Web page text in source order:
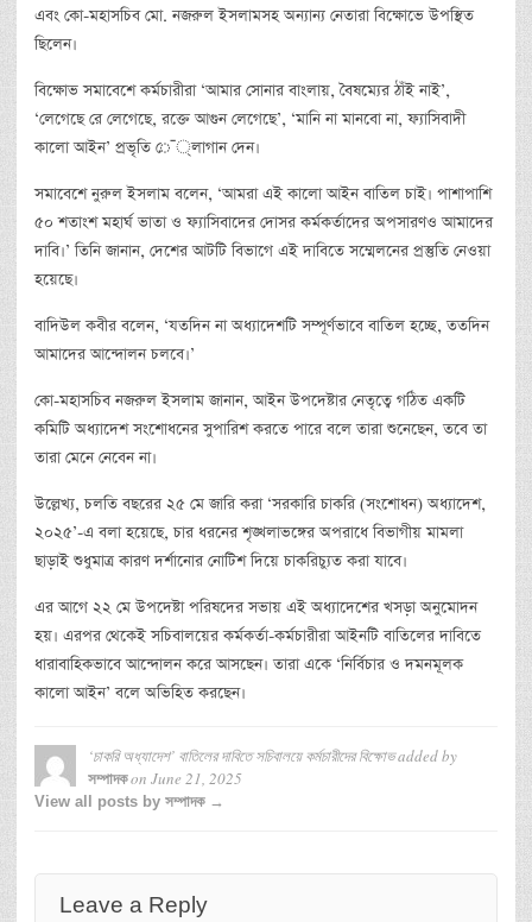
এবং কো-মহাসচিব মো. নজরুল ইসলামসহ অন্যান্য নেতারা বিক্ষোভে উপস্থিত
ছিলেন।
বিক্ষোভ সমাবেশে কর্মচারীরা ‘আমার সোনার বাংলায়, বৈষম্যের ঠাঁই নাই’,
‘লেগেছে রে লেগেছে, রক্তে আগুন লেগেছে’, ‘মানি না মানবো না, ফ্যাসিবাদী
কালো আইন’ প্রভৃতি ে¯্লাগান দেন।
সমাবেশে নুরুল ইসলাম বলেন, ‘আমরা এই কালো আইন বাতিল চাই। পাশাপাশি
৫০ শতাংশ মহার্ঘ ভাতা ও ফ্যাসিবাদের দোসর কর্মকর্তাদের অপসারণও আমাদের
দাবি।’ তিনি জানান, দেশের আটটি বিভাগে এই দাবিতে সম্মেলনের প্রস্তুতি নেওয়া
হয়েছে।
বাদিউল কবীর বলেন, ‘যতদিন না অধ্যাদেশটি সম্পূর্ণভাবে বাতিল হচ্ছে, ততদিন
আমাদের আন্দোলন চলবে।’
কো-মহাসচিব নজরুল ইসলাম জানান, আইন উপদেষ্টার নেতৃত্বে গঠিত একটি
কমিটি অধ্যাদেশ সংশোধনের সুপারিশ করতে পারে বলে তারা শুনেছেন, তবে তা
তারা মেনে নেবেন না।
উল্লেখ্য, চলতি বছরের ২৫ মে জারি করা ‘সরকারি চাকরি (সংশোধন) অধ্যাদেশ,
২০২৫’-এ বলা হয়েছে, চার ধরনের শৃঙ্খলাভঙ্গের অপরাধে বিভাগীয় মামলা
ছাড়াই শুধুমাত্র কারণ দর্শানোর নোটিশ দিয়ে চাকরিচ্যুত করা যাবে।
এর আগে ২২ মে উপদেষ্টা পরিষদের সভায় এই অধ্যাদেশের খসড়া অনুমোদন
হয়। এরপর থেকেই সচিবালয়ের কর্মকর্তা-কর্মচারীরা আইনটি বাতিলের দাবিতে
ধারাবাহিকভাবে আন্দোলন করে আসছেন। তারা একে ‘নির্বিচার ও দমনমূলক
কালো আইন’ বলে অভিহিত করছেন।
‘চাকরি অধ্যাদেশ’ বাতিলের দাবিতে সচিবালয়ে কর্মচারীদের বিক্ষোভadded by
সম্পাদকon June 21, 2025
View all posts by সম্পাদক →
Leave a Reply